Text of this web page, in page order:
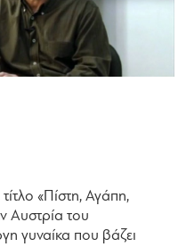
«Πίστη, Αγάπη,
Αυστρία του
γυναίκα που βάζει